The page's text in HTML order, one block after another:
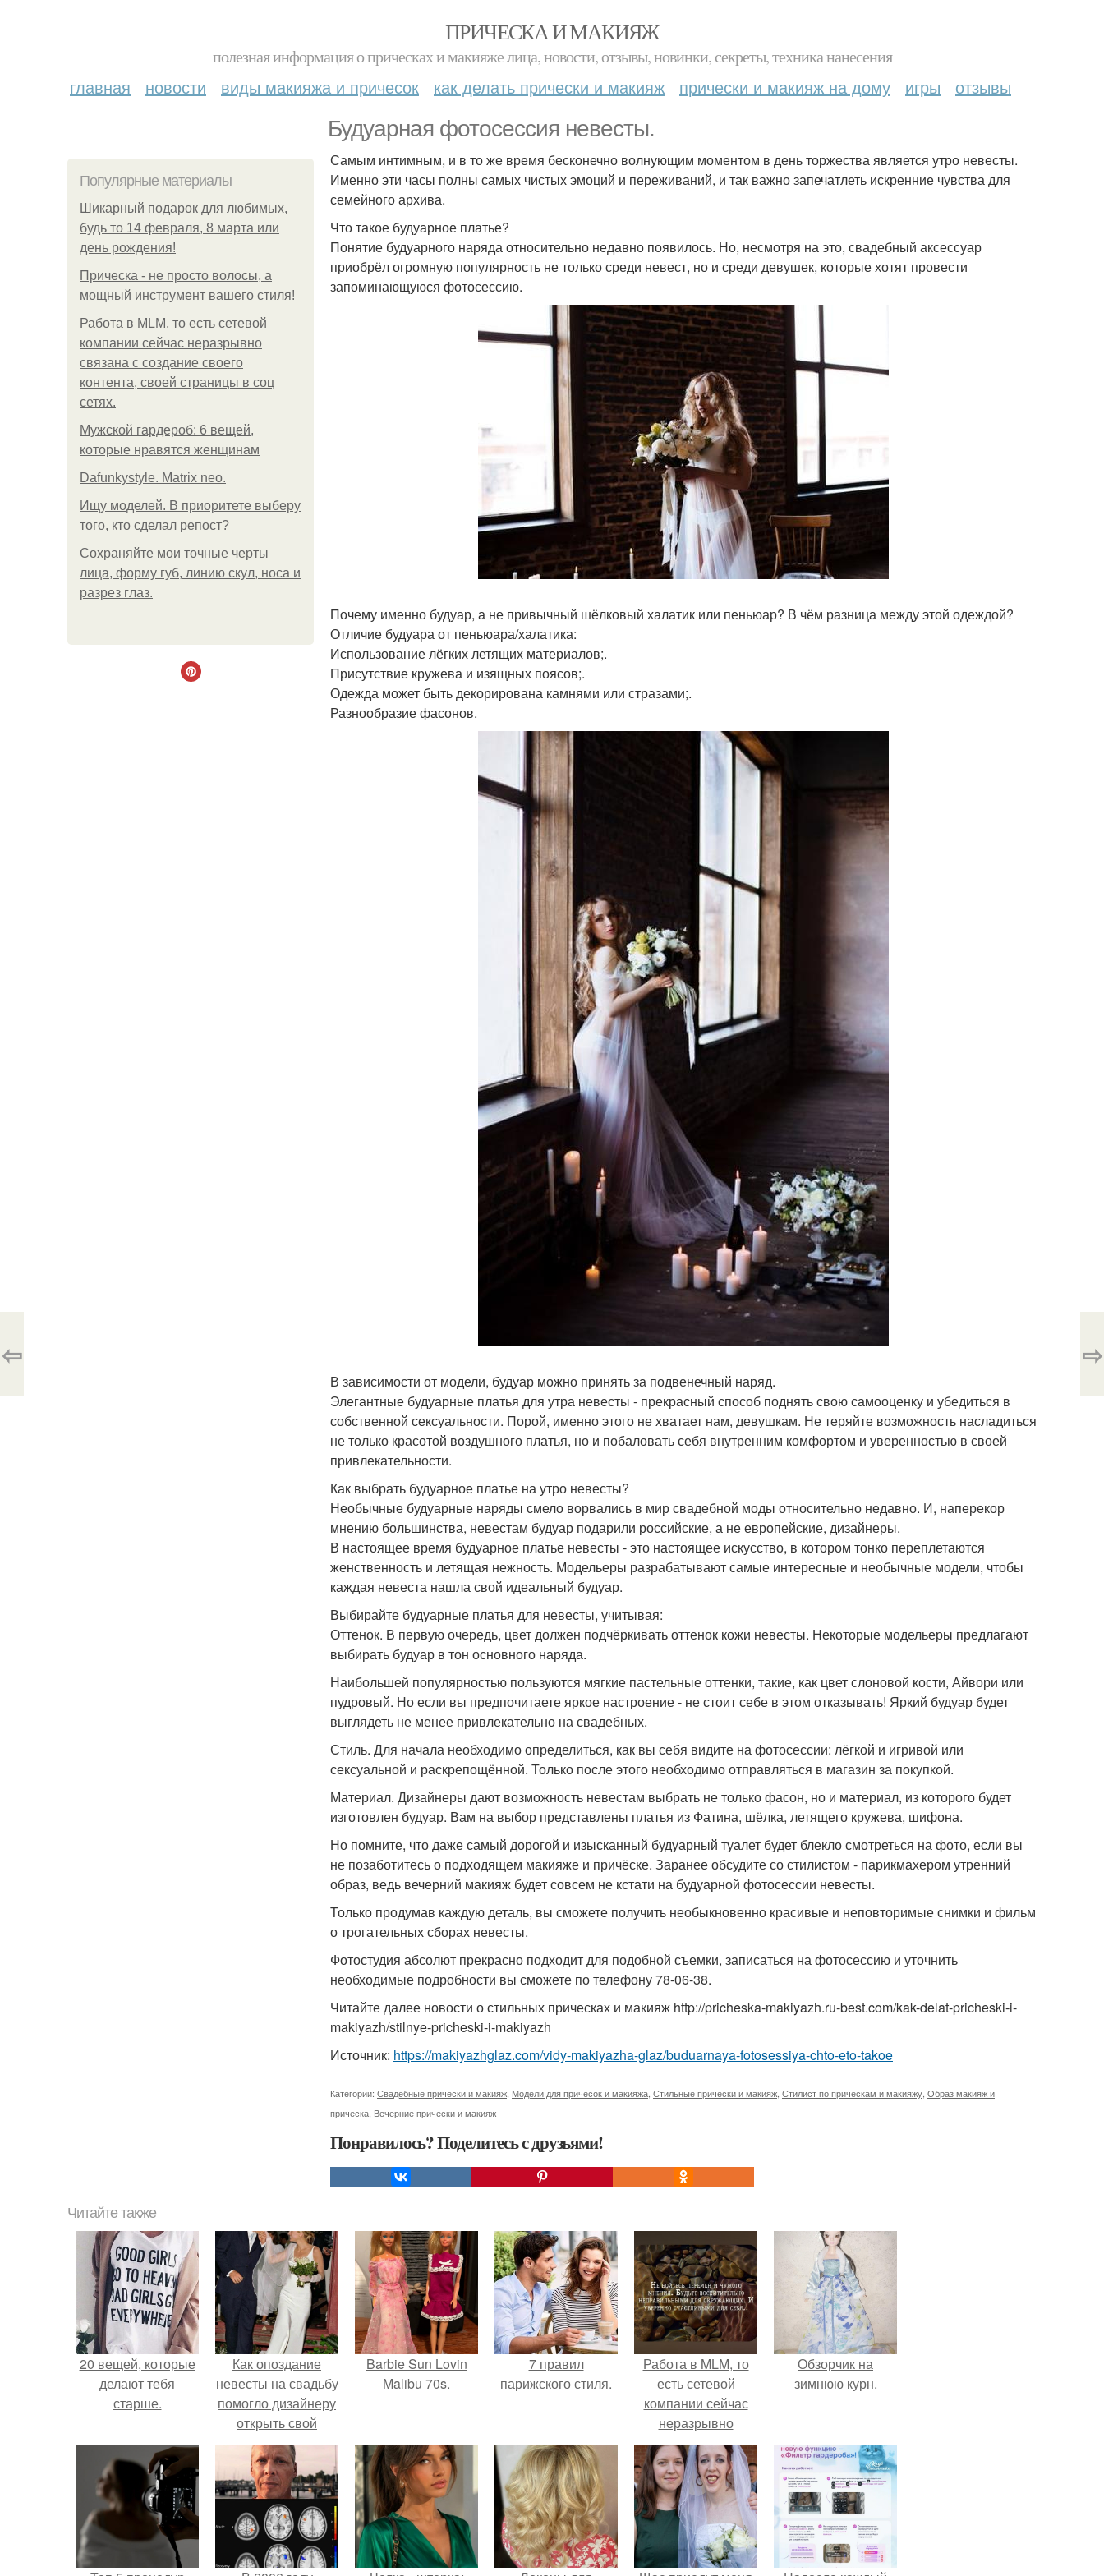
ПРИЧЕСКА И МАКИЯЖ
полезная информация о прическах и макияже лица, новости, отзывы, новинки, секреты, техника нанесения
главная новости виды макияжа и причесок как делать прически и макияж прически и макияж на дому игры отзывы
Будуарная фотосессия невесты.
Популярные материалы
Шикарный подарок для любимых,
будь то 14 февраля, 8 марта или
день рождения!
Прическа - не просто волосы, а
мощный инструмент вашего стиля!
Работа в MLM, то есть сетевой
компании сейчас неразрывно
связана с создание своего
контента, своей страницы в соц
сетях.
Мужской гардероб: 6 вещей,
которые нравятся женщинам
Dafunkystyle. Matrix neo.
Ищу моделей. В приоритете выберу
того, кто сделал репост?
Сохраняйте мои точные черты
лица, форму губ, линию скул, носа и
разрез глаз.
Самым интимным, и в то же время бесконечно волнующим моментом в день торжества является утро невесты.
Именно эти часы полны самых чистых эмоций и переживаний, и так важно запечатлеть искренние чувства для
семейного архива.
Что такое будуарное платье?
Понятие будуарного наряда относительно недавно появилось. Но, несмотря на это, свадебный аксессуар
приобрёл огромную популярность не только среди невест, но и среди девушек, которые хотят провести
запоминающуюся фотосессию.
Почему именно будуар, а не привычный шёлковый халатик или пеньюар? В чём разница между этой одеждой?
Отличие будуара от пеньюара/халатика:
Использование лёгких летящих материалов;.
Присутствие кружева и изящных поясов;.
Одежда может быть декорирована камнями или стразами;.
Разнообразие фасонов.
В зависимости от модели, будуар можно принять за подвенечный наряд.
Элегантные будуарные платья для утра невесты - прекрасный способ поднять свою самооценку и убедиться в
собственной сексуальности. Порой, именно этого не хватает нам, девушкам. Не теряйте возможность насладиться
не только красотой воздушного платья, но и побаловать себя внутренним комфортом и уверенностью в своей
привлекательности.
Как выбрать будуарное платье на утро невесты?
Необычные будуарные наряды смело ворвались в мир свадебной моды относительно недавно. И, наперекор
мнению большинства, невестам будуар подарили российские, а не европейские, дизайнеры.
В настоящее время будуарное платье невесты - это настоящее искусство, в котором тонко переплетаются
женственность и летящая нежность. Модельеры разрабатывают самые интересные и необычные модели, чтобы
каждая невеста нашла свой идеальный будуар.
Выбирайте будуарные платья для невесты, учитывая:
Оттенок. В первую очередь, цвет должен подчёркивать оттенок кожи невесты. Некоторые модельеры предлагают
выбирать будуар в тон основного наряда.
Наибольшей популярностью пользуются мягкие пастельные оттенки, такие, как цвет слоновой кости, Айвори или
пудровый. Но если вы предпочитаете яркое настроение - не стоит себе в этом отказывать! Яркий будуар будет
выглядеть не менее привлекательно на свадебных.
Стиль. Для начала необходимо определиться, как вы себя видите на фотосессии: лёгкой и игривой или
сексуальной и раскрепощённой. Только после этого необходимо отправляться в магазин за покупкой.
Материал. Дизайнеры дают возможность невестам выбрать не только фасон, но и материал, из которого будет
изготовлен будуар. Вам на выбор представлены платья из Фатина, шёлка, летящего кружева, шифона.
Но помните, что даже самый дорогой и изысканный будуарный туалет будет блекло смотреться на фото, если вы
не позаботитесь о подходящем макияже и причёске. Заранее обсудите со стилистом - парикмахером утренний
образ, ведь вечерний макияж будет совсем не кстати на будуарной фотосессии невесты.
Только продумав каждую деталь, вы сможете получить необыкновенно красивые и неповторимые снимки и фильм
о трогательных сборах невесты.
Фотостудия абсолют прекрасно подходит для подобной съемки, записаться на фотосессию и уточнить
необходимые подробности вы сможете по телефону 78-06-38.
Читайте далее новости о стильных прическах и макияж http://pricheska-makiyazh.ru-best.com/kak-delat-pricheski-i-
makiyazh/stilnye-pricheski-i-makiyazh
Источник: https://makiyazhglaz.com/vidy-makiyazha-glaz/buduarnaya-fotosessiya-chto-eto-takoe
Категории: Свадебные прически и макияж Модели для причесок и макияжа Стильные прически и макияж Стилист по прическам и макияжу Образ макияж и
прическа Вечерние прически и макияж
Понравилось? Поделитесь с друзьями!
⇦ ⇨
Читайте также
20 вещей, которые
делают тебя
старше.
Как опоздание
невесты на свадьбу
помогло дизайнеру
открыть свой
бренд.
Barbie Sun Lovin
Malibu 70s.
7 правил
парижского стиля.
Работа в MLM, то
есть сетевой
компании сейчас
неразрывно
связана с создание
своего контента,
своей страницы в
соц сетях.
Обзорчик на
зимнюю курн.